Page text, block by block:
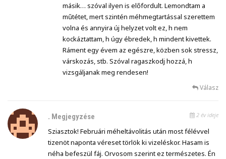
másik… szóval ilyen is előfordult. Lemondtam a
műtétet, mert szintén méhmegtartással szerettem
volna és annyira új helyzet volt ez, h nem
kockáztattam, h úgy ébredek, h mindent kivettek.
Ráment egy évem az egészre, közben sok stressz,
várskozás, stb. Szóval ragaszkodj hozzá, h
vizsgáljanak meg rendesen!
Válasz
. Megjegyzése 2 év ideje
Sziasztok! Februári méheltávolitás után most félévvel
tizenöt naponta véreset törlök ki vizeléskor. Hasam is
néha befeszül fáj. Orvosom szerint ez természetes. Én